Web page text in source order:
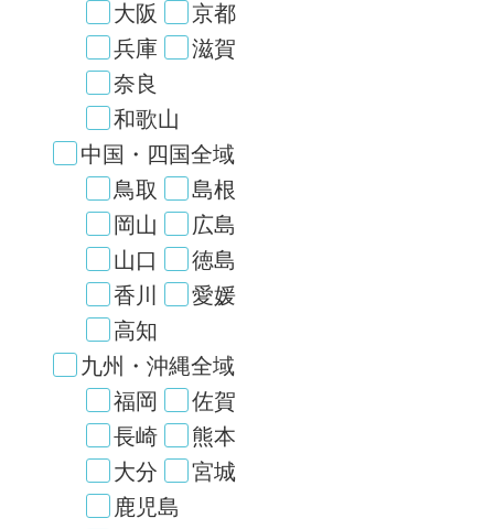
大阪
京都
兵庫
滋賀
奈良
和歌山
中国・四国全域
鳥取
島根
岡山
広島
山口
徳島
香川
愛媛
高知
九州・沖縄全域
福岡
佐賀
長崎
熊本
大分
宮城
鹿児島